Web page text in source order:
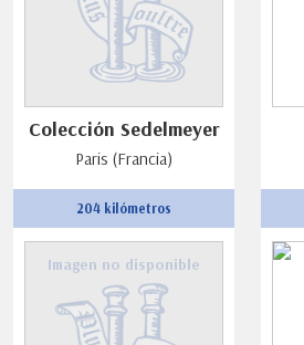
Colección Sedelmeyer
Paris (Francia)
204 kilómetros
Imagen no disponible